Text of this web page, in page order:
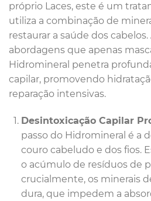
próprio Laces, este é um
utiliza a combinação de
restaurar a saúde dos
abordagens que apenas
Hidromineral penetra
capilar, promovendo
reparação intensivas.
Desintoxicação Capilar
passo do Hidromineral é a
couro cabeludo e dos fios.
o acúmulo de resíduos de
crucialmente, os minerais
dura, que impedem a